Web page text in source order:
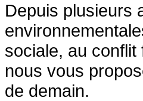
Depuis plusieurs
sociale, au conflit
nous vous
de demain.